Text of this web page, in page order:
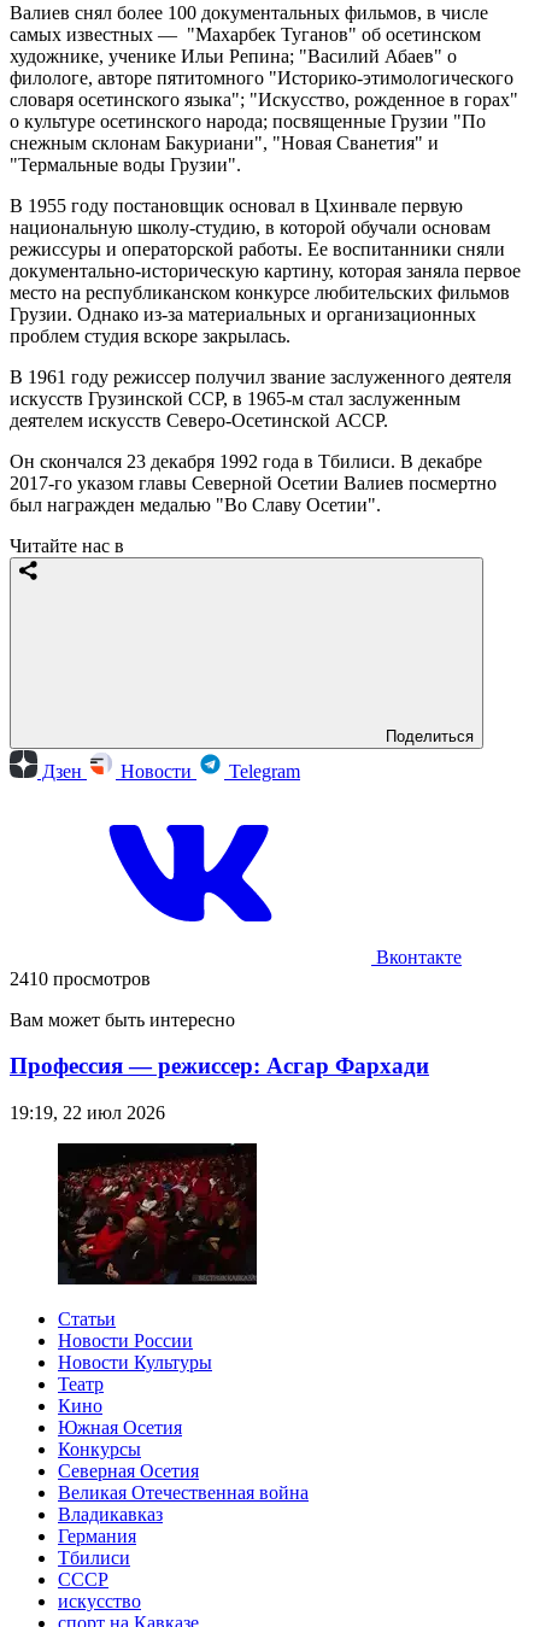
Валиев снял более 100 документальных фильмов, в числе
самых известных — "Махарбек Туганов" об осетинском
художнике, ученике Ильи Репина; "Василий Абаев" о
филологе, авторе пятитомного "Историко-этимологического
словаря осетинского языка"; "Искусство, рожденное в горах"
о культуре осетинского народа; посвященные Грузии "По
снежным склонам Бакуриани", "Новая Сванетия" и
"Термальные воды Грузии".
В 1955 году постановщик основал в Цхинвале первую
национальную школу-студию, в которой обучали основам
режиссуры и операторской работы. Ее воспитанники сняли
документально-историческую картину, которая заняла первое
место на республиканском конкурсе любительских фильмов
Грузии. Однако из-за материальных и организационных
проблем студия вскоре закрылась.
В 1961 году режиссер получил звание заслуженного деятеля
искусств Грузинской ССР, в 1965-м стал заслуженным
деятелем искусств Северо-Осетинской АССР.
Он скончался 23 декабря 1992 года в Тбилиси. В декабре
2017-го указом главы Северной Осетии Валиев посмертно
был награжден медалью "Во Славу Осетии".
Читайте нас в
Поделиться
Дзен Новости Telegram
Вконтакте
2410 просмотров
Вам может быть интересно
Профессия — режиссер: Асгар Фархади
19:19, 22 июл 2026
Статьи
Новости России
Новости Культуры
Театр
Кино
Южная Осетия
Конкурсы
Северная Осетия
Великая Отечественная война
Владикавказ
Германия
Тбилиси
СССР
искусство